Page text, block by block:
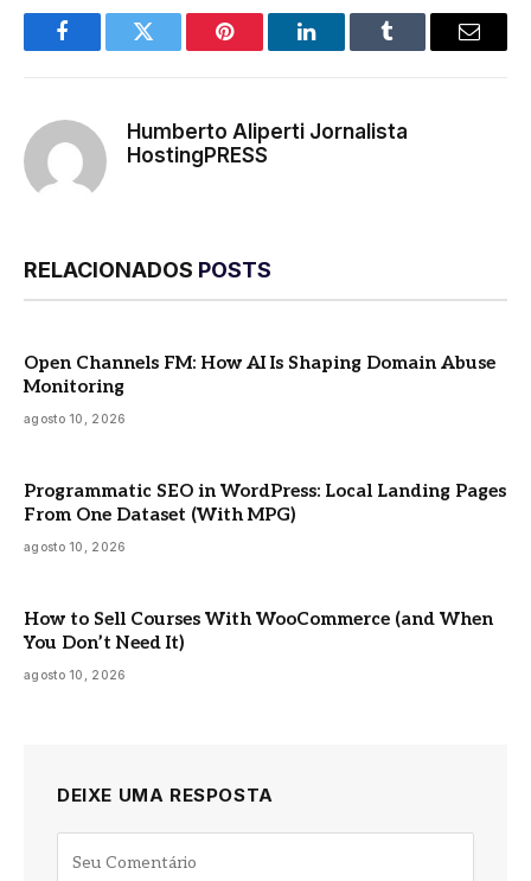
FacebookTwitter Pinterest LinkedInTumblr
E-
Humberto Aliperti Jornalista
HostingPRESS
RELACIONADOS POSTS
Open Channels FM: How AI Is Shaping Domain Abuse
Monitoring
agosto 10, 2026
Programmatic SEO in WordPress: Local Landing Pages
From One Dataset (With MPG)
agosto 10, 2026
How to Sell Courses With WooCommerce (and When
You Don’t Need It)
agosto 10, 2026
DEIXE UMA RESPOSTA